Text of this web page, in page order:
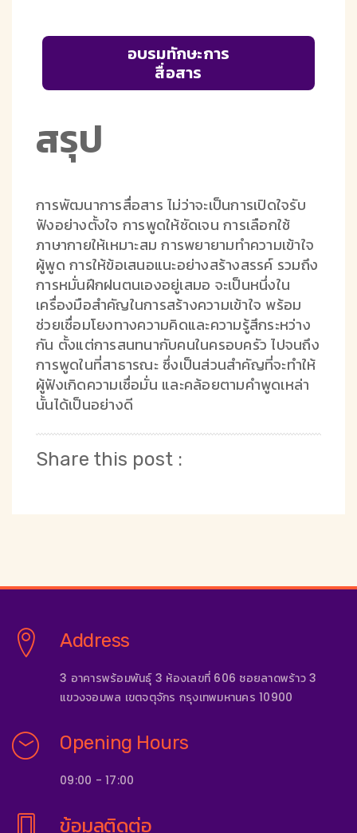
อบรมทักษะการ
สื่อสาร
สรุป
การพัฒนาการสื่อสาร ไม่ว่าจะเป็นการเปิดใจรับ
ฟังอย่างตั้งใจ การพูดให้ชัดเจน การเลือกใช้
ภาษากายให้เหมาะสม การพยายามทำความเข้าใจ
ผู้พูด การให้ข้อเสนอแนะอย่างสร้างสรรค์ รวมถึง
การหมั่นฝึกฝนตนเองอยู่เสมอ จะเป็นหนึ่งใน
เครื่องมือสำคัญในการสร้างความเข้าใจ พร้อม
ช่วยเชื่อมโยงทางความคิดและความรู้สึกระหว่าง
กัน ตั้งแต่การสนทนากับคนในครอบครัว ไปจนถึง
การพูดในที่สาธารณะ ซึ่งเป็นส่วนสำคัญที่จะทำให้
ผู้ฟังเกิดความเชื่อมั่น และคล้อยตามคำพูดเหล่า
นั้นได้เป็นอย่างดี
Share this post :
Address
3 อาคารพร้อมพันธุ์ 3 ห้องเลขที่ 606 ซอยลาดพร้าว 3
แขวงจอมพล เขตจตุจักร กรุงเทพมหานคร 10900
Opening Hours
09:00 - 17:00
ข้อมูลติดต่อ